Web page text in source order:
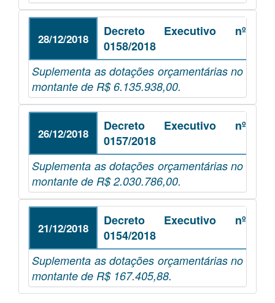
28/12/2018
Decreto Executivo nº
0158/2018
Suplementa as dotações orçamentárias no
montante de R$ 6.135.938,00.
26/12/2018
Decreto Executivo nº
0157/2018
Suplementa as dotações orçamentárias no
montante de R$ 2.030.786,00.
21/12/2018
Decreto Executivo nº
0154/2018
Suplementa as dotações orçamentárias no
montante de R$ 167.405,88.